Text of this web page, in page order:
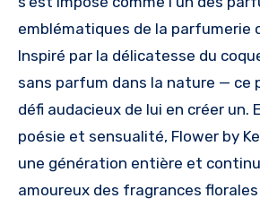
emblématiques de la parfumerie
Inspiré par la délicatesse du
sans parfum dans la nature — ce
défi audacieux de lui en créer un.
poésie et sensualité, Flower by
une génération entière et
amoureux des fragrances